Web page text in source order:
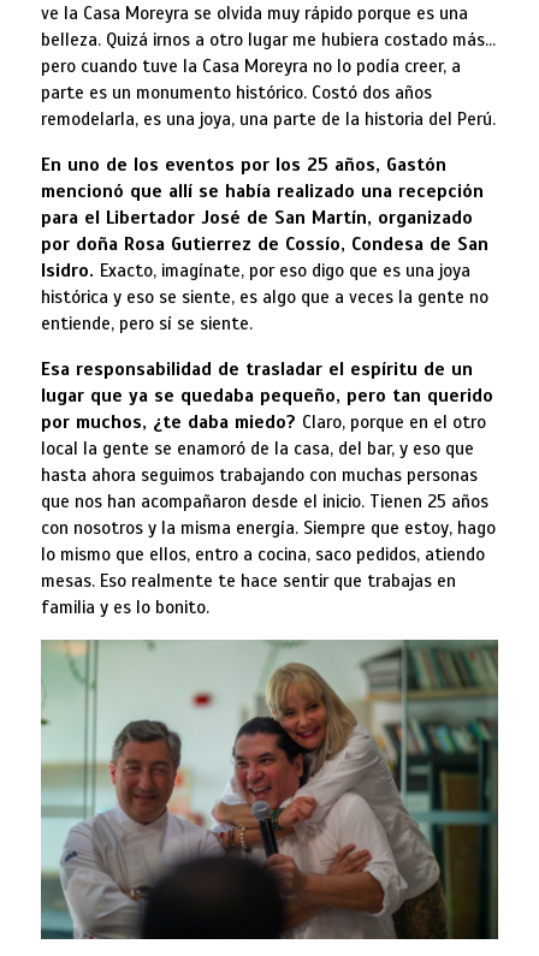
ve la Casa Moreyra se olvida muy rápido porque es una
belleza. Quizá irnos a otro lugar me hubiera costado más…
pero cuando tuve la Casa Moreyra no lo podía creer, a
parte es un monumento histórico. Costó dos años
remodelarla, es una joya, una parte de la historia del Perú.
En uno de los eventos por los 25 años, Gastón
mencionó que allí se había realizado una recepción
para el Libertador José de San Martín, organizado
por doña Rosa Gutierrez de Cossío, Condesa de San
Isidro. Exacto, imagínate, por eso digo que es una joya
histórica y eso se siente, es algo que a veces la gente no
entiende, pero sí se siente.
Esa responsabilidad de trasladar el espíritu de un
lugar que ya se quedaba pequeño, pero tan querido
por muchos, ¿te daba miedo? Claro, porque en el otro
local la gente se enamoró de la casa, del bar, y eso que
hasta ahora seguimos trabajando con muchas personas
que nos han acompañaron desde el inicio. Tienen 25 años
con nosotros y la misma energía. Siempre que estoy, hago
lo mismo que ellos, entro a cocina, saco pedidos, atiendo
mesas. Eso realmente te hace sentir que trabajas en
familia y es lo bonito.